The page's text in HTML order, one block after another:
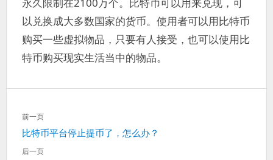
以兑换成大多数国家的货币。使用者可以用比特币
购买一些虚拟物品，只要有人接受，也可以使用比
特币购买现实生活当中的物品。
文
章
导
航
前一页
上
一
比特币平台停止提币了，怎么办？
后一页